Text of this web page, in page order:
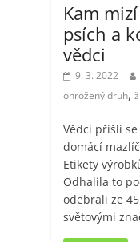
Kam
psích a
vědci
9. 3. 2022
ohrožený druh,
Vědci přišli
domácí
Etikety
Odhalila to
odebrali ze
světovými